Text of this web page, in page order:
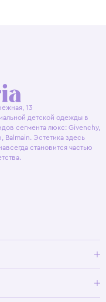
13
детской одежды в
сегмента люкс: Givenchy,
Balmain. Эстетика здесь
становится частью